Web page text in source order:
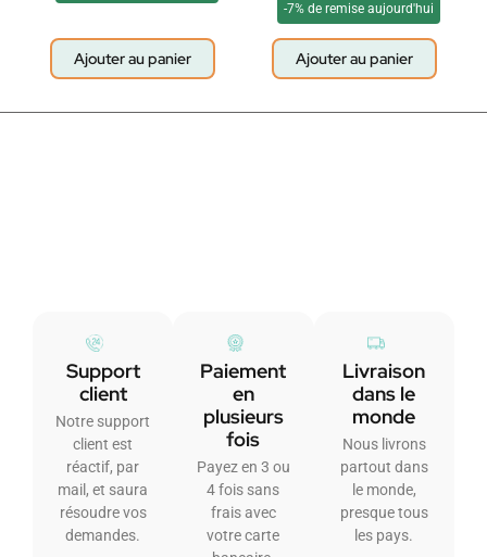
Ajouter au panier
-7% de remise aujourd'hui
Ajouter au panier
Support
client
Notre support
client est
réactif, par
mail, et saura
résoudre vos
demandes.
Paiement
en
plusieurs
fois
Payez en 3 ou
4 fois sans
frais avec
votre carte
Livraison
dans le
monde
Nous livrons
partout dans
le monde,
presque tous
les pays.